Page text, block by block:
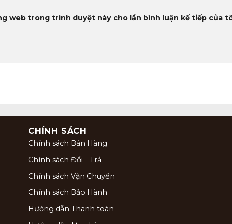
web trong trình duyệt này cho lần bình luận kế tiếp của
CHÍNH SÁCH
Chính sách Bán Hàng
Chính sách Đổi - Trả
Chính sách Vận Chuyển
Chính sách Bảo Hành
Hướng dẫn Thanh toán